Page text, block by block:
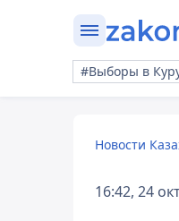
#Выборы в
Новости
16:42, 24